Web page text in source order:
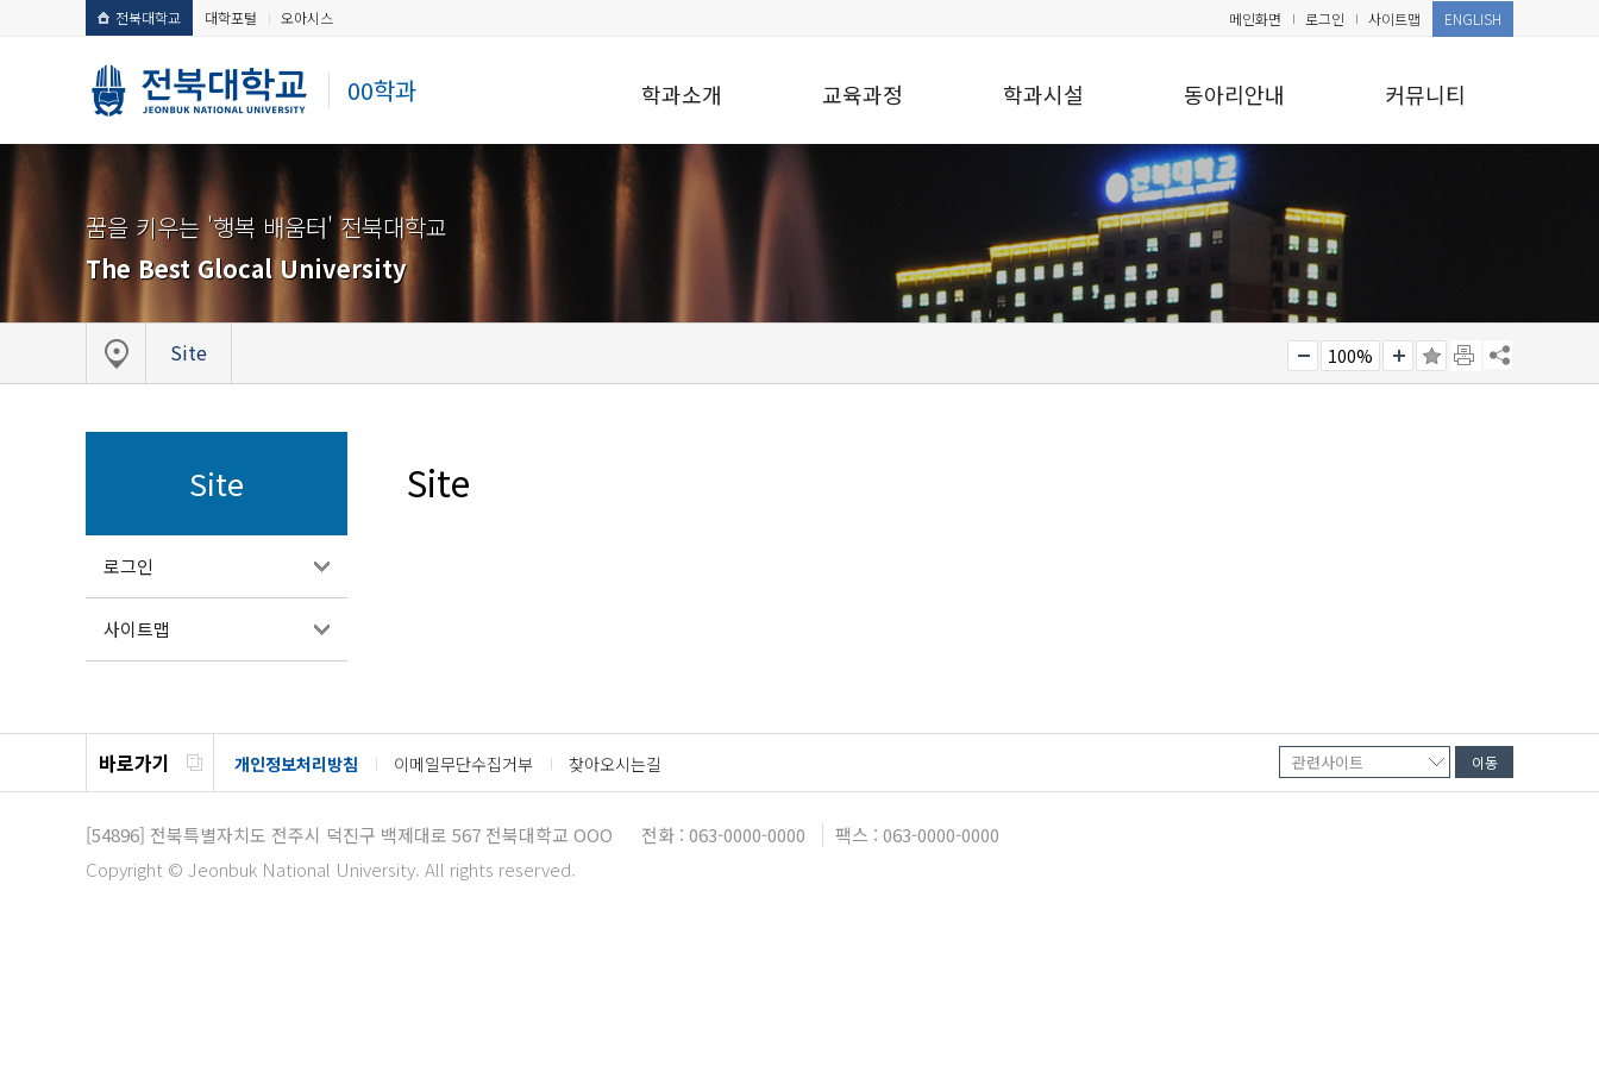
전북대학교 대학포털 오아시스
00학과
메인화면 로그인 사이트맵 ENGLISH
학과소개 교육과정 학과시설 동아리안내 커뮤니티
꿈을 키우는 '행복 배움터' 전북대학교
The Best Glocal University
Site 100%
Site
로그인
사이트맵
Site
바로가기 개인정보처리방침 이메일무단수집거부 찾아오시는길
[54896] 전북특별자치도 전주시 덕진구 백제대로 567 전북대학교 OOO 전화 : 063-0000-0000
팩스 : 063-0000-0000
Copyright © Jeonbuk National University. All rights reserved.